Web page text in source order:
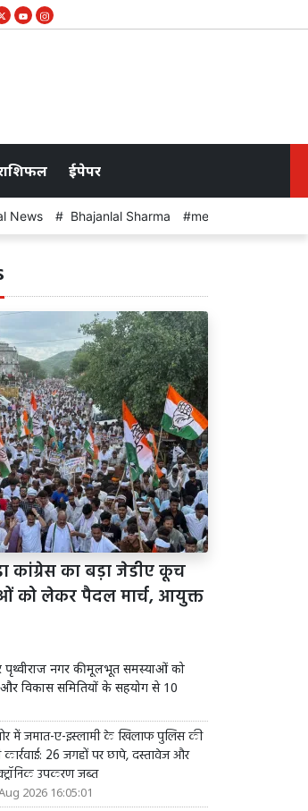
को लेकर पैदल मार्च, आयुक्त को सौंपेंगे ज्ञापन
ईपेपर
News Bhajanlal Sharma meeting
कांग्रेस का बड़ा जेडीए कूच
को लेकर पैदल मार्च, आयुक्त
पृथ्वीराज नगर की मूलभूत समस्याओं को
और विकास समितियों के सहयोग से 10
में जमात-ए-इस्लामी के खिलाफ पुलिस की
कार्रवाई: 26 जगहों पर छापे, दस्तावेज और
उपकरण जब्त
2026 16:05:01